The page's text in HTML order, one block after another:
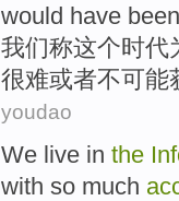
would have been
我们称这个时代
很难或者不可能
youdao
We live in the
with so much